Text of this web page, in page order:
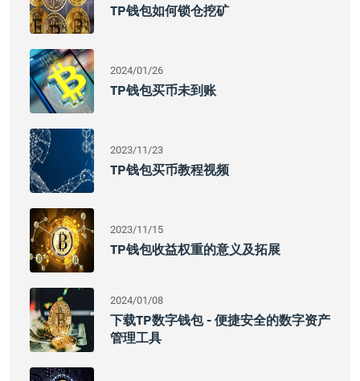
TP钱包如何锁仓挖矿
2024/01/26
TP钱包买币未到账
2023/11/23
TP钱包买币教程视频
2023/11/15
TP钱包收益权重的意义及拓展
2024/01/08
下载TP数字钱包 - 便捷安全的数字资产
管理工具